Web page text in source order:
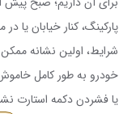
پارکینگ، کنار خیابان
شرایط، اولین نشانه
خودرو به طور کامل
یا فشردن دکمه استارت